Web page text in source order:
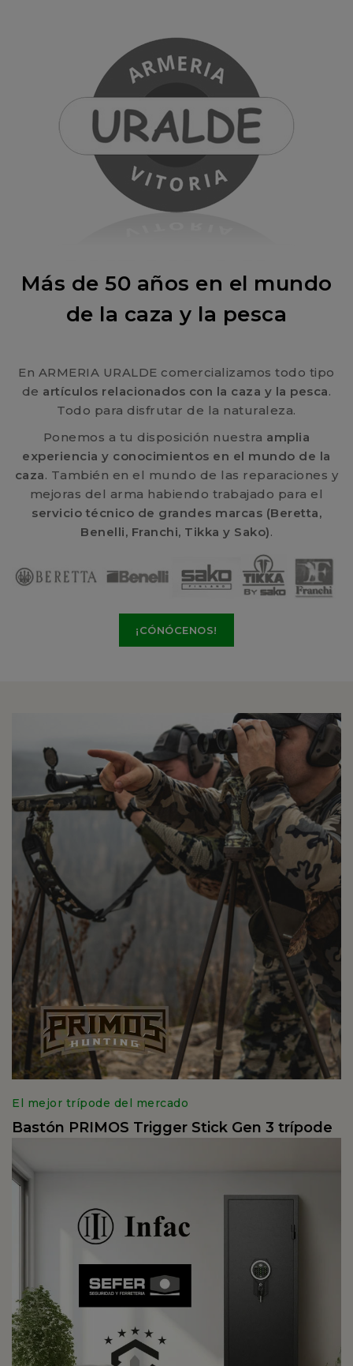
Más de 50 años en el mundo
de la caza y la pesca
En ARMERIA URALDE comercializamos todo tipo
de artículos relacionados con la caza y la pesca.
Todo para disfrutar de la naturaleza.
Ponemos a tu disposición nuestra amplia
experiencia y conocimientos en el mundo de la
caza. También en el mundo de las reparaciones y
mejoras del arma habiendo trabajado para el
servicio técnico de grandes marcas (Beretta,
Benelli, Franchi, Tikka y Sako).
¡CÓNÓCENOS!
El mejor trípode del mercado
Bastón PRIMOS Trigger Stick Gen 3 trípode